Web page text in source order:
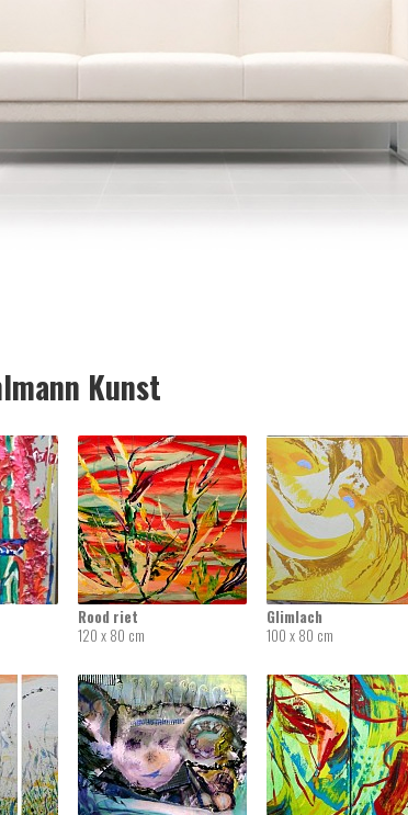
Kunst
Rood riet
120 x 80 cm
Glimlach
100 x 80 cm